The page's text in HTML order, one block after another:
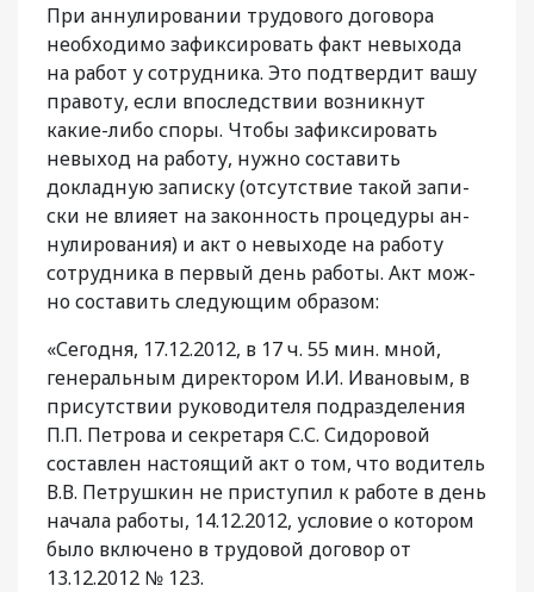
При аннулировании трудового договора
необходимо зафиксировать факт невыхода
на работ у сотрудника. Это подтвердит вашу
правоту, если впоследствии возникнут
какие-либо споры. Чтобы зафиксировать
невыход на работу, нужно составить
докладную записку (отсутствие такой запи­
ски не влияет на законность процедуры ан­
нулирования) и акт о невыходе на работу
сотрудника в первый день работы. Акт мож­
но составить следующим образом:
«Сегодня, 17.12.2012, в 17 ч. 55 мин. мной,
генеральным директором И.И. Ивановым, в
присутствии руководителя подразделения
П.П. Петрова и секретаря С.С. Сидоровой
составлен настоящий акт о том, что води­тель
В.В. Петрушкин не приступил к работе в день
начала работы, 14.12.2012, условие о котором
было включено в трудовой дого­вор от
13.12.2012 № 123.